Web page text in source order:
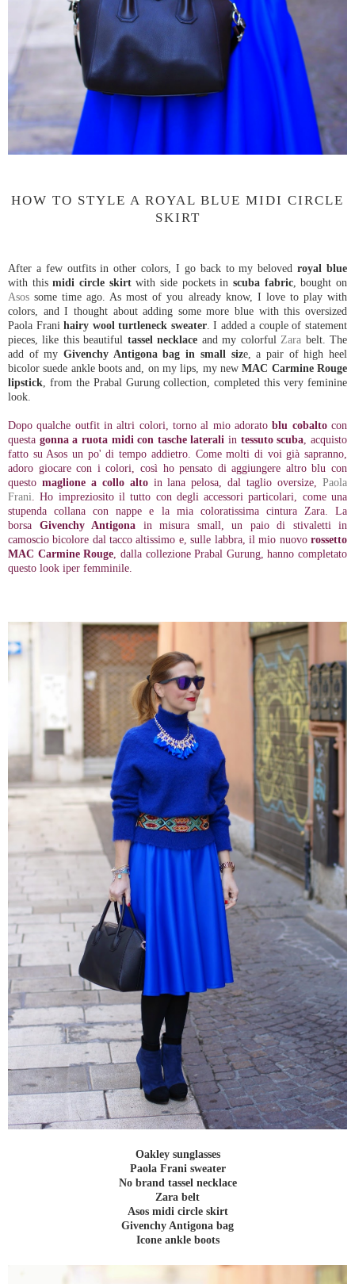
HOW TO STYLE A ROYAL BLUE MIDI CIRCLE
SKIRT
After a few outfits in other colors, I go back to my belovedroyal blue
with thismidi circle skirtwith side pockets inscuba fabric, bought on
Asos some time ago. As most of you already know, I love to play with
colors, and I thought about adding some more blue with this oversized
Paola Franihairy wool turtleneck sweater. I added a couple of statement
pieces, like this beautiful tassel necklace and my colorfulZara belt. The
add of myGivenchy Antigona bag in small size, a pair of high heel
bicolor suede ankle boots and, on my lips, my newMAC Carmine Rouge
lipstick, from the Prabal Gurung collection, completed this very feminine
look.
Dopo qualche outfit in altri colori, torno al mio adoratoblu cobaltocon
questa gonna a ruota midi con tasche laterali in tessuto scuba, acquisto
fatto su Asos un po' di tempo addietro. Come molti di voi già sapranno,
adoro giocare con i colori, così ho pensato di aggiungere altro blu con
questo maglione a collo altoin lana pelosa, dal taglio oversize,Paola
Frani. Ho impreziosito il tutto con degli accessori particolari, come una
stupenda collana con nappe e la mia coloratissima cintura Zara. La
borsa Givenchy Antigona in misura small, un paio di stivaletti in
camoscio bicolore dal tacco altissimo e, sulle labbra, il mio nuovo rossetto
MAC Carmine Rouge, dalla collezione Prabal Gurung, hanno completato
questo look iper femminile.
Oakley sunglasses
Paola Frani sweater
No brand tassel necklace
Zara belt
Asos midi circle skirt
Givenchy Antigona bag
Icone ankle boots